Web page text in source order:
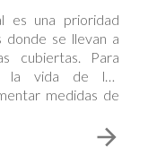
es una prioridad
donde se llevan a
cubiertas. Para
la vida de los
medidas de